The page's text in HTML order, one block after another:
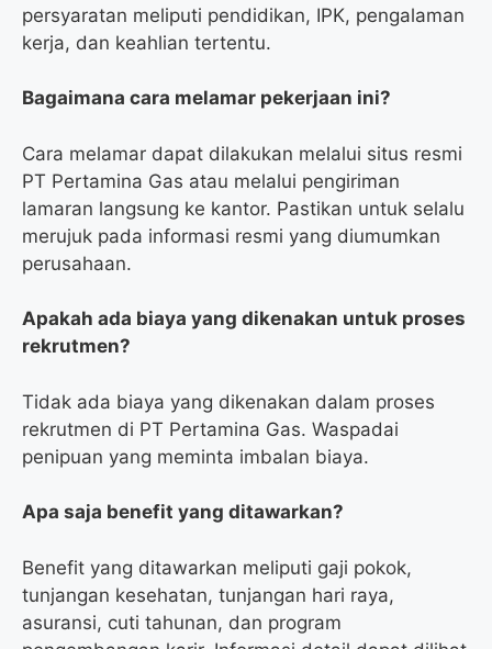
persyaratan meliputi pendidikan, IPK, pengalaman
kerja, dan keahlian tertentu.
Bagaimana cara melamar pekerjaan ini?
Cara melamar dapat dilakukan melalui situs resmi
PT Pertamina Gas atau melalui pengiriman
lamaran langsung ke kantor. Pastikan untuk selalu
merujuk pada informasi resmi yang diumumkan
perusahaan.
Apakah ada biaya yang dikenakan untuk proses
rekrutmen?
Tidak ada biaya yang dikenakan dalam proses
rekrutmen di PT Pertamina Gas. Waspadai
penipuan yang meminta imbalan biaya.
Apa saja benefit yang ditawarkan?
Benefit yang ditawarkan meliputi gaji pokok,
tunjangan kesehatan, tunjangan hari raya,
asuransi, cuti tahunan, dan program